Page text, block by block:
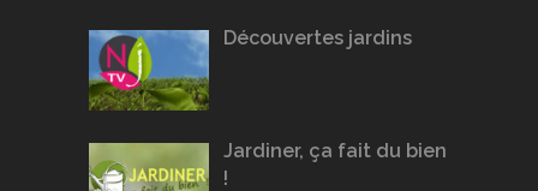
Découvertes jardins
Jardiner, ça fait du bien
!